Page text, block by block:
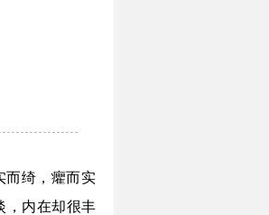
而绮，癯而实
，内在却很丰